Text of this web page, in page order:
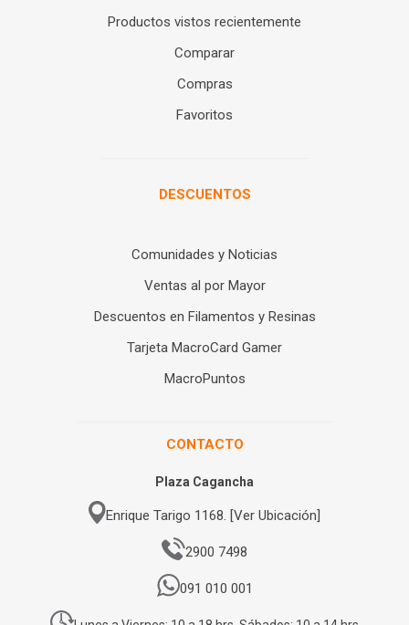
Productos vistos recientemente
Comparar
Compras
Favoritos
DESCUENTOS
Comunidades y Noticias
Ventas al por Mayor
Descuentos en Filamentos y Resinas
Tarjeta MacroCard Gamer
MacroPuntos
CONTACTO
Plaza Cagancha
Enrique Tarigo 1168. [Ver Ubicación]
2900 7498
091 010 001